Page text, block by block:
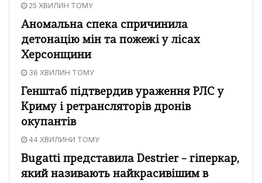
25 ХВИЛИН ТОМУ
Аномальна спека спричинила
детонацію мін та пожежі у лісах
Херсонщини
36 ХВИЛИН ТОМУ
Генштаб підтвердив ураження РЛС у
Криму і ретрансляторів дронів
окупантів
44 ХВИЛИНИ ТОМУ
Bugatti представила Destrier – гіперкар,
який називають найкрасивішим в